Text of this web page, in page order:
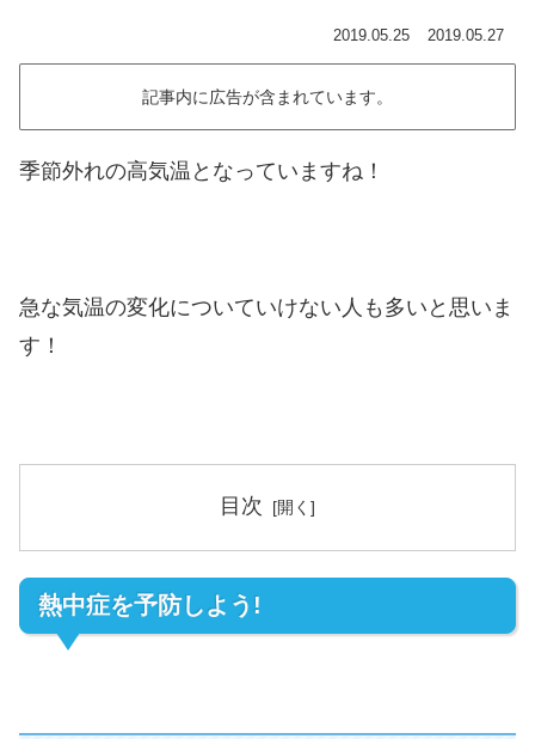
2019.05.25 2019.05.27
記事内に広告が含まれています。
季節外れの高気温となっていますね！
急な気温の変化についていけない人も多いと思いま
す！
目次
熱中症を予防しよう!